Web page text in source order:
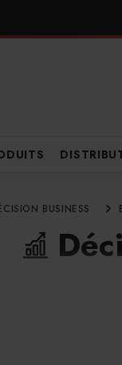
BUSINESS